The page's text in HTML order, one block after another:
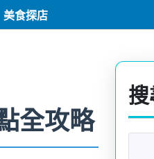
美食探店
全攻略
搜